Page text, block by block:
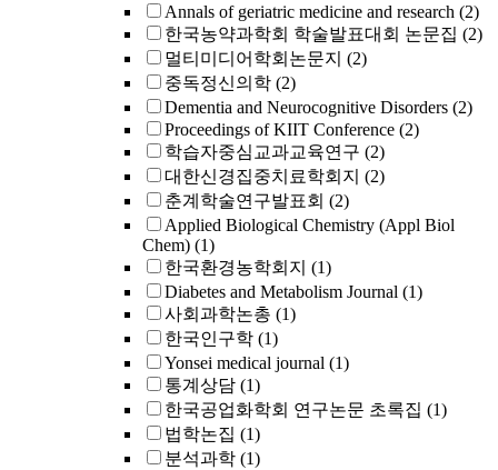
Annals of geriatric medicine and research (2)
한국농약과학회 학술발표대회 논문집 (2)
멀티미디어학회논문지 (2)
중독정신의학 (2)
Dementia and Neurocognitive Disorders (2)
Proceedings of KIIT Conference (2)
학습자중심교과교육연구 (2)
대한신경집중치료학회지 (2)
춘계학술연구발표회 (2)
Applied Biological Chemistry (Appl Biol
Chem) (1)
한국환경농학회지 (1)
Diabetes and Metabolism Journal (1)
사회과학논총 (1)
한국인구학 (1)
Yonsei medical journal (1)
통계상담 (1)
한국공업화학회 연구논문 초록집 (1)
법학논집 (1)
분석과학 (1)